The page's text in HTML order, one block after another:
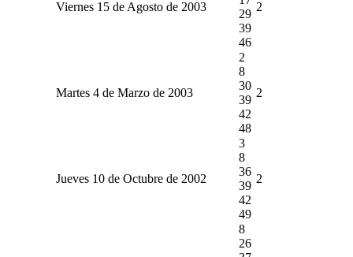
Viernes 15 de Agosto de 2003
29
39
46
2
Martes 4 de Marzo de 2003
2
8
30
39
42
48
2
Jueves 10 de Octubre de 2002
3
8
36
39
42
49
2
8
26